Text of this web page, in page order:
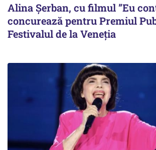
Alina Șerban, cu filmul ”Eu
concurează pentru Premiul
Festivalul de la Veneția